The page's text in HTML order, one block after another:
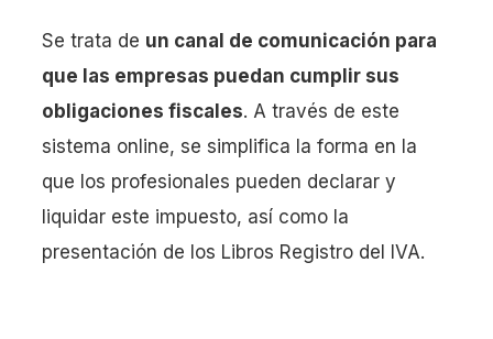
Se trata de un canal de comunicación para
que las empresas puedan cumplir sus
obligaciones fiscales. A través de este
sistema online, se simplifica la forma en la
que los profesionales pueden declarar y
liquidar este impuesto, así como la
presentación de los Libros Registro del IVA.